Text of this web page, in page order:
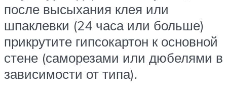
после высыхания клея или
шпаклевки (24 часа или больше)
прикрутите гипсокартон к основной
стене (саморезами или дюбелями в
зависимости от типа).